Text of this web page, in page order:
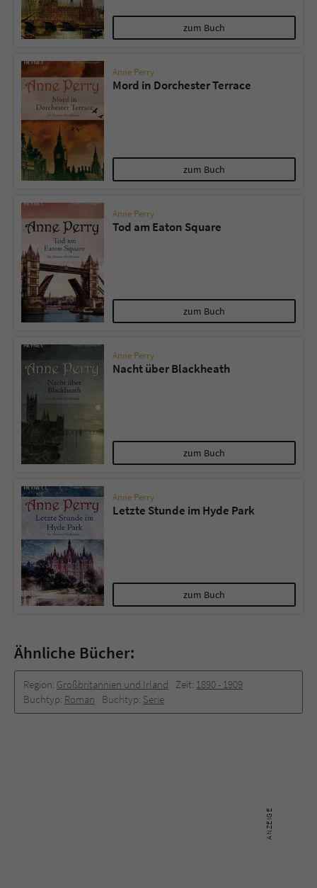
zum Buch
Anne Perry
Mord in Dorchester Terrace
zum Buch
Anne Perry
Tod am Eaton Square
zum Buch
Anne Perry
Nacht über Blackheath
zum Buch
Anne Perry
Letzte Stunde im Hyde Park
zum Buch
Ähnliche Bücher:
Region: Großbritannien und Irland Zeit: 1890 -­ 1909
Buchtyp: Roman Buchtyp: Serie